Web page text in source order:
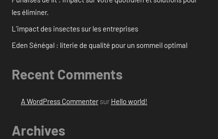
les éliminer.
L’impact des insectes sur les entreprises
Eden Sénégal : literie de qualité pour un sommeil optimal
Recent Comments
A WordPress Commentersur Hello world!
Archives